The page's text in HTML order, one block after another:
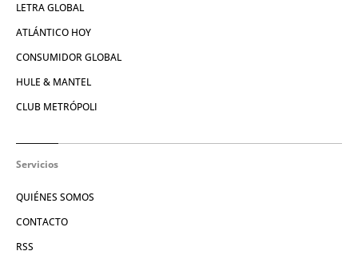
LETRA GLOBAL
ATLÁNTICO HOY
CONSUMIDOR GLOBAL
HULE & MANTEL
CLUB METRÓPOLI
Servicios
QUIÉNES SOMOS
CONTACTO
RSS